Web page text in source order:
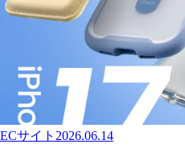
ECサイト 2026.06.14